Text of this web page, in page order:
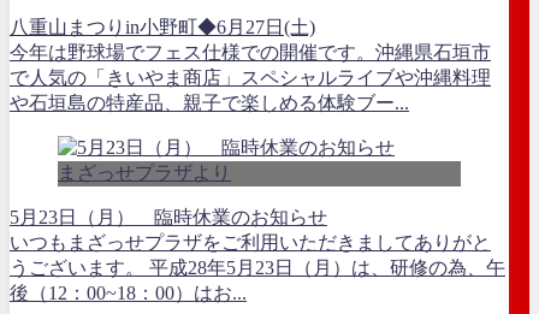
八重山まつりin小野町◆6月27日(土)
今年は野球場でフェス仕様での開催です。沖縄県石垣市
で人気の「きいやま商店」スペシャルライブや沖縄料理
や石垣島の特産品、親子で楽しめる体験ブー...
まざっせプラザより
5月23日（月） 臨時休業のお知らせ
いつもまざっせプラザをご利用いただきましてありがと
うございます。 平成28年5月23日（月）は、研修の為、午
後（12：00~18：00）はお...